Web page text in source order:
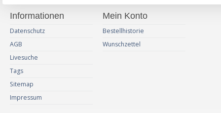
Informationen
Datenschutz
AGB
Livesuche
Tags
Sitemap
Impressum
Mein Konto
Bestellhistorie
Wunschzettel